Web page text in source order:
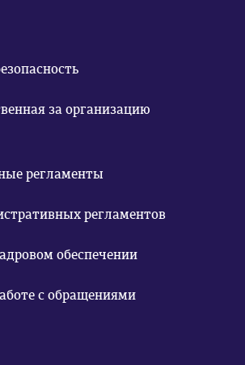
за организацию
регламенты
регламентов
обеспечении
с обращениями